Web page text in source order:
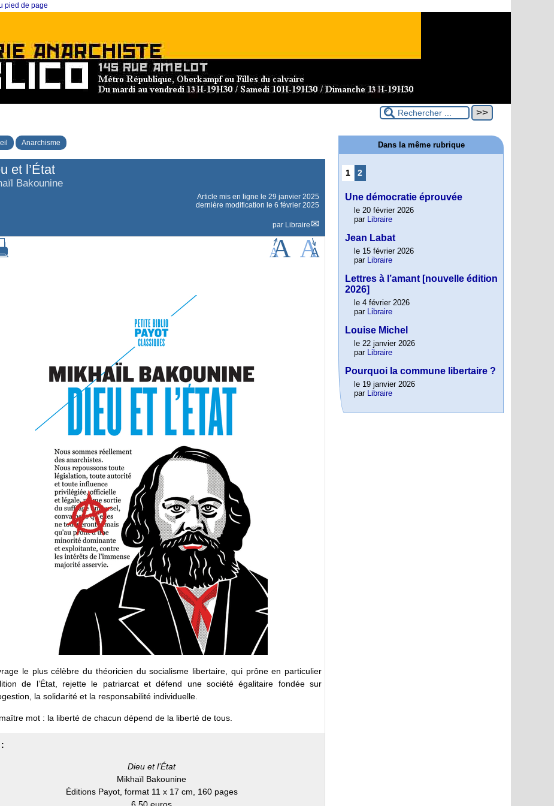
pied de page
Anarchisme
et l’État
Bakounine
Article mis en ligne le 29 janvier 2025
dernière modification le 6 février 2025
par Libraire
le plus célèbre du théoricien du socialisme libertaire, qui prône en particulier
de l’État, rejette le patriarcat et défend une société égalitaire fondée sur
la solidarité et la responsabilité individuelle.
mot : la liberté de chacun dépend de la liberté de tous.
:
Dieu et l’État
Mikhaïl Bakounine
Éditions Payot, format 11 x 17 cm, 160 pages
6,50 euros
Dans la même rubrique
1 2
Une démocratie éprouvée
le 20 février 2026
par Libraire
Jean Labat
le 15 février 2026
par Libraire
Lettres à l’amant [nouvelle édition
2026]
le 4 février 2026
par Libraire
Louise Michel
le 22 janvier 2026
par Libraire
Pourquoi la commune libertaire ?
le 19 janvier 2026
par Libraire